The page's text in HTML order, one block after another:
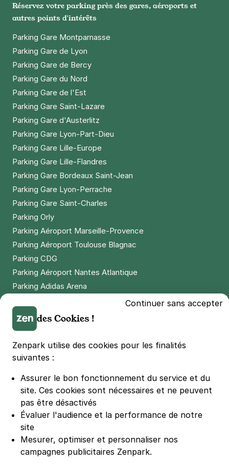
Réservez votre parking près des gares, aéroports et
autres points d'intérêts
Parking Gare Montparnasse
Parking Gare de Lyon
Parking Gare de Bercy
Parking Gare du Nord
Parking Gare de l'Est
Parking Gare Saint-Lazare
Parking Gare d'Austerlitz
Parking Gare Lyon-Part-Dieu
Parking Gare Lille-Europe
Parking Gare Lille-Flandres
Parking Gare Bordeaux Saint-Jean
Parking Gare Lyon-Perrache
Parking Gare Saint-Charles
Parking Orly
Parking Aéroport Marseille-Provence
Parking Aéroport Toulouse Blagnac
Parking CDG
Parking Aéroport Nantes Atlantique
Parking Adidas Arena
Parking LDLC Arena
Parking Stade Pierre Mauroy
Parking Groupama Stadium
Parking Vélodrome
Parking Bercy
Parking La Défense Arena
Parking Les 4 temps
Parking Nation
Parking Porte de Versailles
Parking Lille Grand Palais
Continuer sans accepter
des Cookies !
Zenpark utilise des cookies pour les finalités
suivantes :
Assurer le bon fonctionnement du service et du
site. Ces cookies sont nécessaires et ne peuvent
pas être désactivés
Évaluer l'audience et la performance de notre
site
Mesurer, optimiser et personnaliser nos
campagnes publicitaires Zenpark.